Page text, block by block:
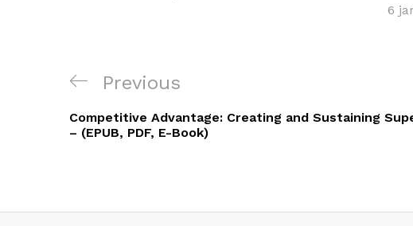
6
Navigation
de
l’article
Previous
Post
Previous
Competitive Advantage: Creating and Sustaining
– (EPUB, PDF, E-Book)